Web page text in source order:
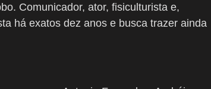
Comunicador, ator, fisiculturista e,
há exatos dez anos e busca trazer ainda